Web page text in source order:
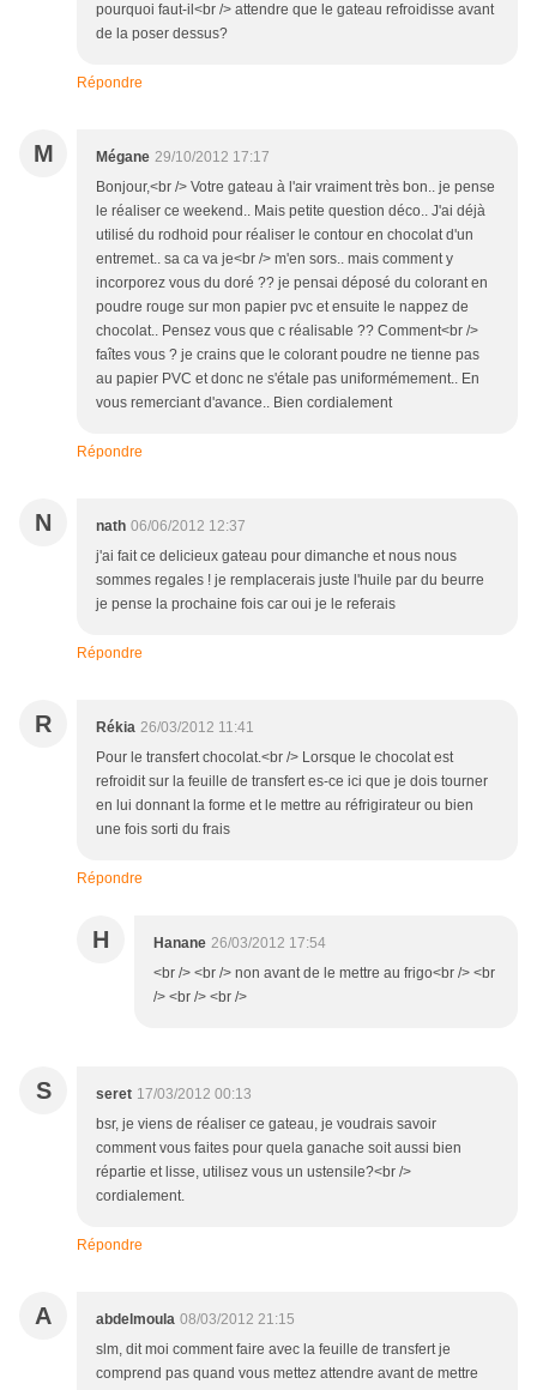
pourquoi faut-il<br /> attendre que le gateau refroidisse avant
de la poser dessus?
Répondre
M Mégane 29/10/2012 17:17
Bonjour,<br /> Votre gateau à l'air vraiment très bon.. je pense
le réaliser ce weekend.. Mais petite question déco.. J'ai déjà
utilisé du rodhoid pour réaliser le contour en chocolat d'un
entremet.. sa ca va je<br /> m'en sors.. mais comment y
incorporez vous du doré ?? je pensai déposé du colorant en
poudre rouge sur mon papier pvc et ensuite le nappez de
chocolat.. Pensez vous que c réalisable ?? Comment<br />
faîtes vous ? je crains que le colorant poudre ne tienne pas
au papier PVC et donc ne s'étale pas uniformémement.. En
vous remerciant d'avance.. Bien cordialement
Répondre
N nath 06/06/2012 12:37
j'ai fait ce delicieux gateau pour dimanche et nous nous
sommes regales ! je remplacerais juste l'huile par du beurre
je pense la prochaine fois car oui je le referais
Répondre
R Rékia 26/03/2012 11:41
Pour le transfert chocolat.<br /> Lorsque le chocolat est
refroidit sur la feuille de transfert es-ce ici que je dois tourner
en lui donnant la forme et le mettre au réfrigirateur ou bien
une fois sorti du frais
Répondre
H Hanane 26/03/2012 17:54
<br /> <br /> non avant de le mettre au frigo<br /> <br
/> <br /> <br />
S seret 17/03/2012 00:13
bsr, je viens de réaliser ce gateau, je voudrais savoir
comment vous faites pour quela ganache soit aussi bien
répartie et lisse, utilisez vous un ustensile?<br />
cordialement.
Répondre
A abdelmoula 08/03/2012 21:15
slm, dit moi comment faire avec la feuille de transfert je
comprend pas quand vous mettez attendre avant de mettre